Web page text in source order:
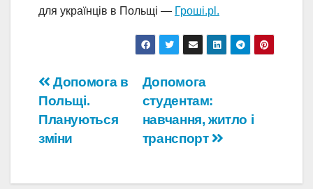
для українців в Польщі — Гроші.pl.
Навігація
записів
Допомога
студентам:
навчання, житло і
транспорт
Допомога в
Польщі.
Плануються
зміни